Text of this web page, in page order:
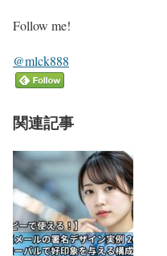
Follow me!
@mlck888
関連記事